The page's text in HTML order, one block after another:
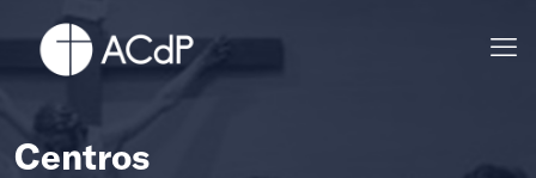
Centros